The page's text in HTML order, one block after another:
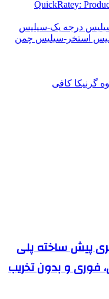
QuickRatey:
درجه یک-سیلیس
استخر-سیلیس چمن
گرنیکا کافی
پیش ساخته پلی
فوری و بدون تخریب